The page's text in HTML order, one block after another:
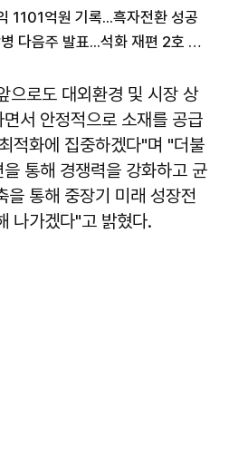
1101억원 기록...흑자전환 성공
여천NCC·롯데케미칼 합병 다음주 발표...석화 재편 2호 결실
으로도 대외환경 및 시장 상
서 안정적으로 소재를 공급
적화에 집중하겠다"며 "더불
통해 경쟁력을 강화하고 균
을 통해 중장기 미래 성장전
나가겠다"고 밝혔다.